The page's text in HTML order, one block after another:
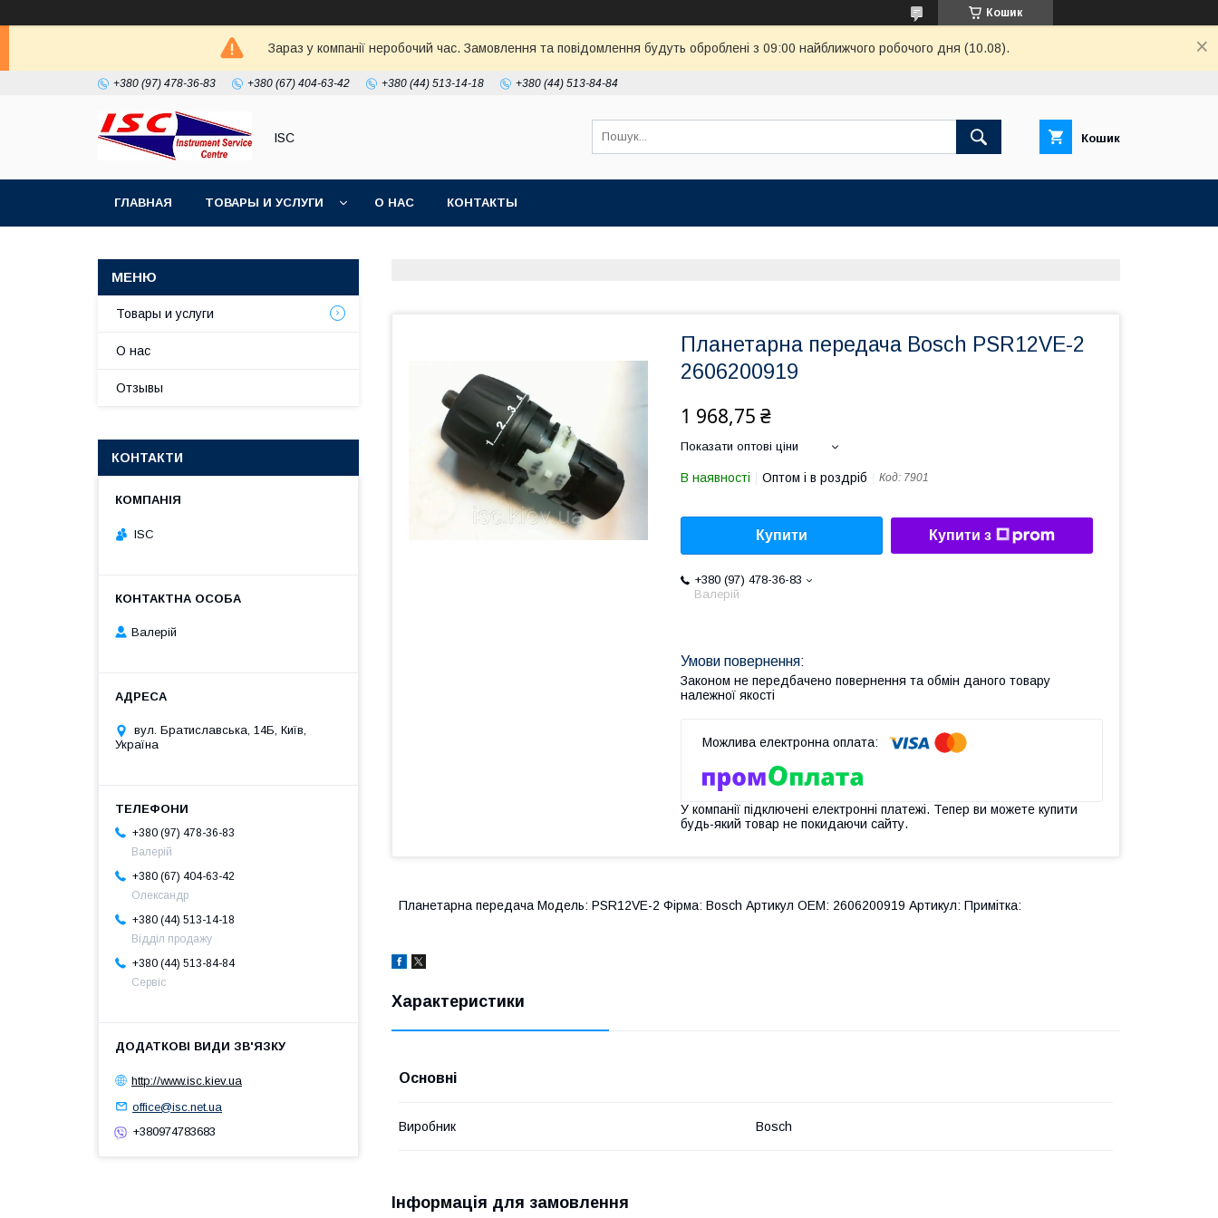
Кошик
Зараз у компанії неробочий час. Замовлення та повідомлення будуть оброблені з 09:00 найближчого робочого дня (10.08).
+380 (97) 478-36-83 +380 (67) 404-63-42 +380 (44) 513-14-18 +380 (44) 513-84-84
ISC Кошик
ГЛАВНАЯ ТОВАРЫ И УСЛУГИ О НАС КОНТАКТЫ
Планетарна передача Bosch PSR12VE-2
2606200919
1 968,75 ₴
Показати оптові ціни
В наявності Оптом і в роздріб Код: 7901
Купити Купити з
+380 (97) 478-36-83
Валерій
Законом не передбачено повернення та обмін даного товару
належної якості
У компанії підключені електронні платежі. Тепер ви можете купити
будь-який товар не покидаючи сайту.
Планетарна передача Модель: PSR12VE-2 Фірма: Bosch Артикул OEM: 2606200919 Артикул: Примітка:
Характеристики
Основні
Виробник Bosch
Інформація для замовлення
Товары и услуги
О нас
Отзывы
КОНТАКТИ
ISC
Валерій
вул. Братиславська, 14Б, Київ,
Україна
+380 (97) 478-36-83
Валерій
+380 (67) 404-63-42
Олександр
+380 (44) 513-14-18
Відділ продажу
+380 (44) 513-84-84
Сервіс
http://www.isc.kiev.ua
office@isc.net.ua
+380974783683